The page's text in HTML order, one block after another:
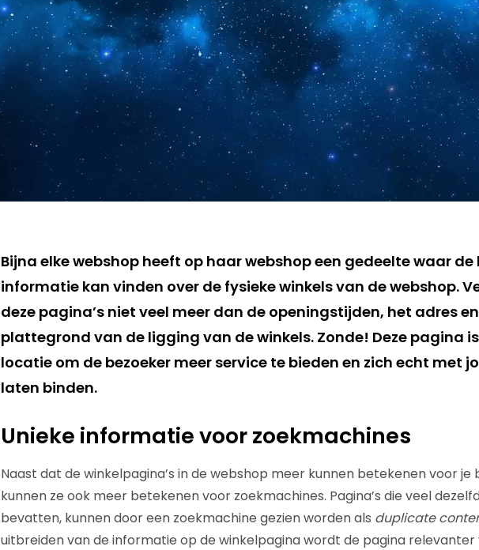
Bijna elke webshop heeft op haar webshop een gedeelte waar
informatie kan vinden over de fysieke winkels van de webshop.
deze pagina’s niet veel meer dan de openingstijden, het adres
plattegrond van de ligging van de winkels. Zonde! Deze pagina
locatie om de bezoeker meer service te bieden en zich echt met
laten binden.
Unieke informatie voor zoekmachines
Naast dat de winkelpagina’s in de webshop meer kunnen betekenen voor je
kunnen ze ook meer betekenen voor zoekmachines. Pagina’s die veel
bevatten, kunnen door een zoekmachine gezien worden als duplicate
uitbreiden van de informatie op de winkelpagina wordt de pagina relevanter